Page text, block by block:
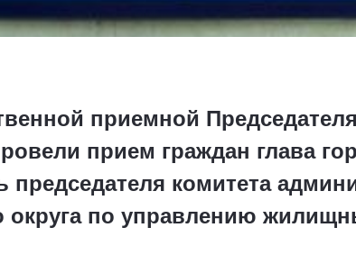
приемной
прием граждан глава
председателя комитета
округа по управлению